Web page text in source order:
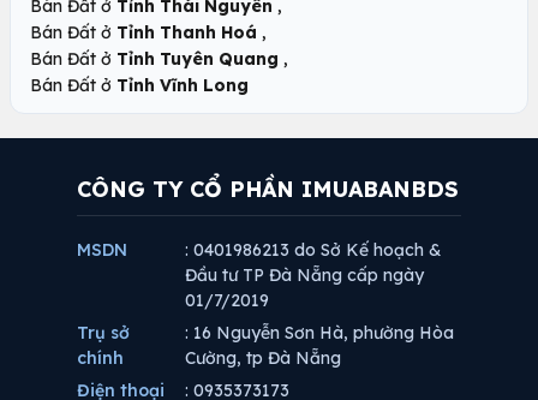
Bán Đất ở Tỉnh Thái Nguyên ,
Bán Đất ở Tỉnh Thanh Hoá ,
Bán Đất ở Tỉnh Tuyên Quang ,
Bán Đất ở Tỉnh Vĩnh Long
CÔNG TY CỔ PHẦN IMUABANBDS
MSDN
: 0401986213 do Sở Kế hoạch &
Đầu tư TP Đà Nẵng cấp ngày
01/7/2019
Trụ sở
chính
: 16 Nguyễn Sơn Hà, phường Hòa
Cường, tp Đà Nẵng
Điện thoại
: 0935373173